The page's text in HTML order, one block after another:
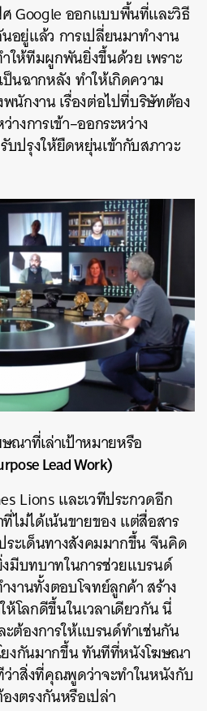
Googleออกแบบพื้นที่และวิธี
อยู่แล้ว การเปลี่ยนมาทำงาน
ให้ทีมผูกพันยิ่งขึ้นด้วยเพราะ
นฉากหลังทำให้เกิดความ
พนักงานเรื่องต่อไปที่บริษัทต้อง
งการเข้า–ออกระหว่าง
บปรุงให้ยืดหยุ่นเข้ากับสภาวะ
ณาที่เล่าเป้าหมายหรือ
Lead Work)
Lionsและเวทีประกวดอีก
ไม่ได้เน้นขายของแต่สื่อสาร
ะเด็นทางสังคมมากขึ้นจีนคิด
งมีบทบาทในการช่วยแบรนด์
งานทั้งตอบโจทย์ลูกค้าสร้าง
ห้โลกดีขึ้นในเวลาเดียวกันนี่
ต้องการให้แบรนด์ทำเช่นกัน
ยงกันมากขึ้นทันทีที่หนังโฆษณา
าสิ่งที่คุณพูดว่าจะทำในหนังกับ
งตรงกันหรือเปล่า